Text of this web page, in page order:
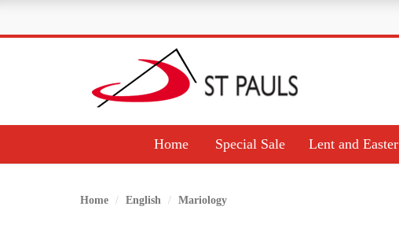
Home Special Sale Lent and Easter
Home English Mariology